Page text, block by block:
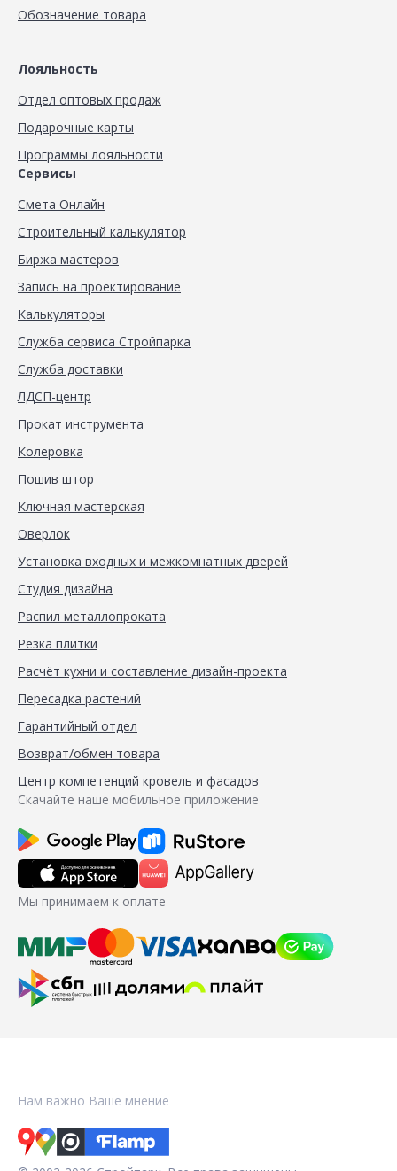
Обозначение товара
Лояльность
Отдел оптовых продаж
Подарочные карты
Программы лояльности
Сервисы
Смета Онлайн
Строительный калькулятор
Биржа мастеров
Запись на проектирование
Калькуляторы
Служба сервиса Стройпарка
Служба доставки
ЛДСП-центр
Прокат инструмента
Колеровка
Пошив штор
Ключная мастерская
Оверлок
Установка входных и межкомнатных дверей
Студия дизайна
Распил металлопроката
Резка плитки
Расчёт кухни и составление дизайн-проекта
Пересадка растений
Гарантийный отдел
Возврат/обмен товара
Центр компетенций кровель и фасадов
Скачайте наше мобильное приложение
Мы принимаем к оплате
Нам важно Ваше мнение